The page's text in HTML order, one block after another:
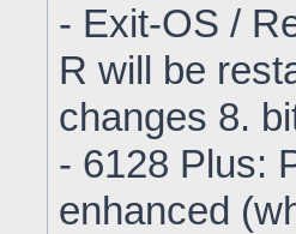
- Exit-OS /
R will be
changes 8.
- 6128 Plus:
enhanced